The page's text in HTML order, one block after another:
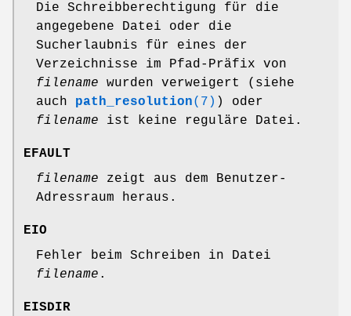
Die Schreibberechtigung für die
angegebene Datei oder die
Sucherlaubnis für eines der
Verzeichnisse im Pfad-Präfix von
filename wurden verweigert (siehe
auch path_resolution(7) ) oder
filename ist keine reguläre Datei.
EFAULT
filename zeigt aus dem Benutzer-
Adressraum heraus.
EIO
Fehler beim Schreiben in Datei
filename .
EISDIR